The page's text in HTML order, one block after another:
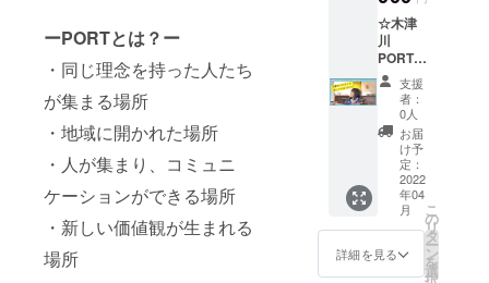
ーPORTとは？ー
・同じ理念を持った人たち
が集まる場所
・地域に開かれた場所
・人が集まり、コミュニ
ケーションができる場所
・新しい価値観が生まれる
場所
がタイ
ミング
により
異なる
ため、
原材
料及び
添加物
等の食
品表示
はお届
け商品
記され
ていま
ごと使
用。 ワ
イン酵
母を加
え甕仕
込みを
し、3年
以上5年
未満の
自然長
期熟
成、柿
100%の
かな果
実酢で
（jpeg
） 基本
は携帯
等で撮
影した
写真を
写メー
ルや
LINE
メッ
セージ
等で入
稿いた
だきま
の） ご
希望が
あれば
ネーム
やメッ
セー
ジ、あ
なたの
お店や
会社の
ロゴな
どもお
入れで
きま
す。 そ
☆木津
川
PORT☆
【布プ
リン
ター体
験＋木
津川
PORTス
テッ
カー＋
お礼状
】 布プ
リン
ター体
支援
者：
0人
お届
け予
定：
2022
年04
月
詳細を見る
こ
の
リ
タ
ー
ン
を
選